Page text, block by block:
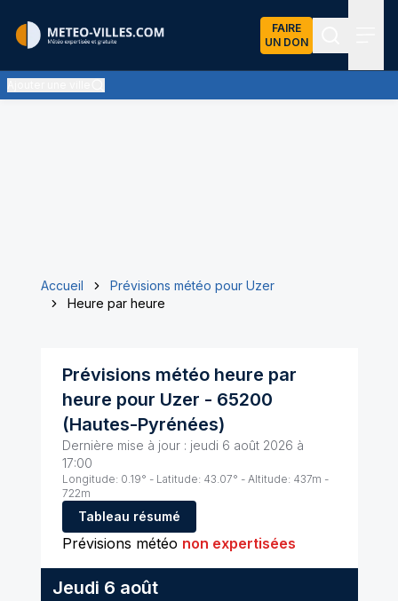
FAIRE
UN DON
Accueil
Prévisions météo pour Uzer
Heure par heure
Prévisions météo heure par
heure pour Uzer - 65200
(Hautes-Pyrénées)
Dernière mise à jour : jeudi 6 août 2026 à
17:00
Longitude: 0.19° - Latitude: 43.07° - Altitude: 437m -
722m
Tableau résumé
Prévisions météo non expertisées
Jeudi 6 août